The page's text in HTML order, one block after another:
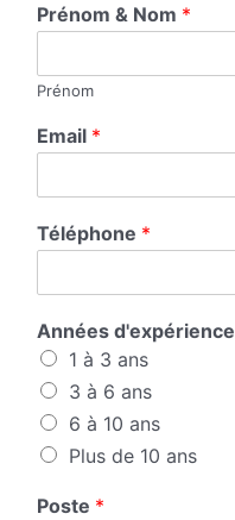
Prénom & Nom *
Prénom
Email *
Téléphone *
Années d'expérience
1 à 3 ans
3 à 6 ans
6 à 10 ans
Plus de 10 ans
Poste *